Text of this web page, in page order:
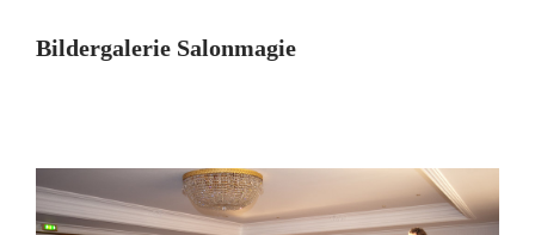
Bildergalerie Salonmagie